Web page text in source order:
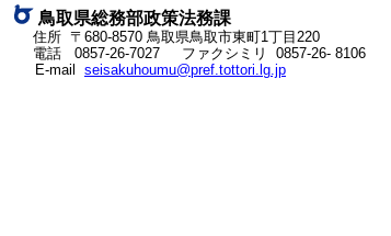
ネ
ッ
ト
へ
鳥取県総務部政策法務課
住所 〒680-8570 鳥取県鳥取市東町1丁目220
電話 0857-26-7027
ファクシミリ 0857-26- 8106
E-mail seisakuhoumu@pref.tottori.lg.jp